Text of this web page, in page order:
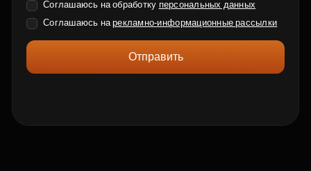
Соглашаюсь на обработку персональных данных
Соглашаюсь нарекламно-информационные рассылки
Отправить